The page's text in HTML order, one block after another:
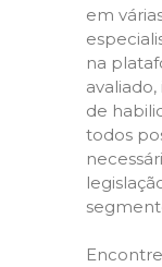
em
na
de
todos